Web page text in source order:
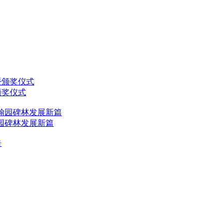
奖仪式
碑林发展新篇